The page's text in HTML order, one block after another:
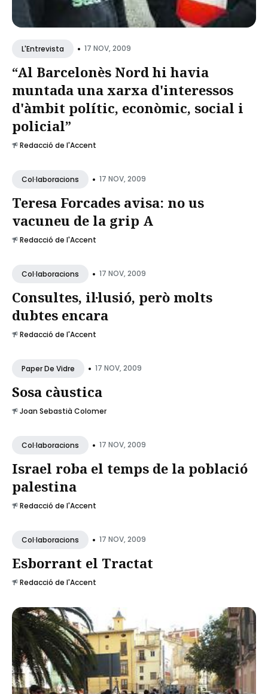
L'Entrevista • 17 NOV, 2009
“Al Barcelonès Nord hi havia
muntada una xarxa d'interessos
d'àmbit polític, econòmic, social i
policial”
Redacció de l'Accent
Col·laboracions • 17 NOV, 2009
Teresa Forcades avisa: no us
vacuneu de la grip A
Redacció de l'Accent
Col·laboracions • 17 NOV, 2009
Consultes, il·lusió, però molts
dubtes encara
Redacció de l'Accent
Paper De Vidre • 17 NOV, 2009
Sosa càustica
Joan Sebastià Colomer
Col·laboracions • 17 NOV, 2009
Israel roba el temps de la població
palestina
Redacció de l'Accent
Col·laboracions • 17 NOV, 2009
Esborrant el Tractat
Redacció de l'Accent